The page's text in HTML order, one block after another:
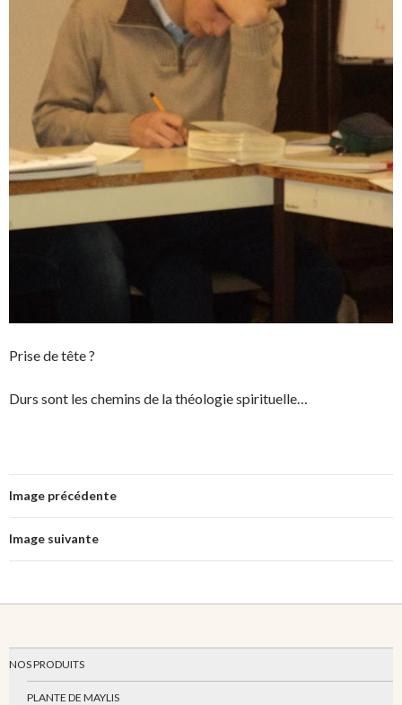
Prise de tête ?
Durs sont les chemins de la théologie spirituelle…
Image précédente
Image suivante
NOS PRODUITS
PLANTE DE MAYLIS